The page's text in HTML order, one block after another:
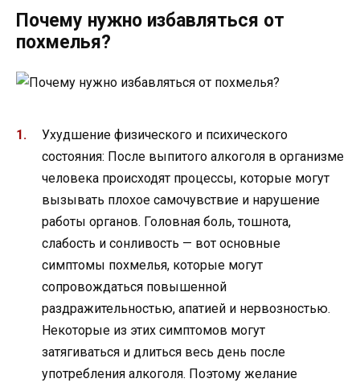
Почему нужно избавляться от
похмелья?
Ухудшение физического и психического
состояния: После выпитого алкоголя в организме
человека происходят процессы, которые могут
вызывать плохое самочувствие и нарушение
работы органов. Головная боль, тошнота,
слабость и сонливость — вот основные
симптомы похмелья, которые могут
сопровождаться повышенной
раздражительностью, апатией и нервозностью.
Некоторые из этих симптомов могут
затягиваться и длиться весь день после
употребления алкоголя. Поэтому желание